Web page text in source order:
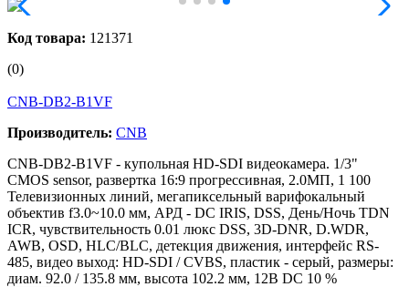
Код товара: 121371
(0)
CNB-DB2-B1VF
Производитель: CNB
CNB-DB2-B1VF - купольная HD-SDI видеокамера. 1/3"
CMOS sensor, развертка 16:9 прогрессивная, 2.0МП, 1 100
Телевизионных линий, мегапиксельный варифокальный
объектив f3.0~10.0 мм, АРД - DC IRIS, DSS, День/Ночь TDN
ICR, чувствительность 0.01 люкс DSS, 3D-DNR, D.WDR,
AWB, OSD, HLC/BLC, детекция движения, интерфейс RS-
485, видео выход: HD-SDI / CVBS, пластик - серый, размеры:
диам. 92.0 / 135.8 мм, высота 102.2 мм, 12В DC 10 %